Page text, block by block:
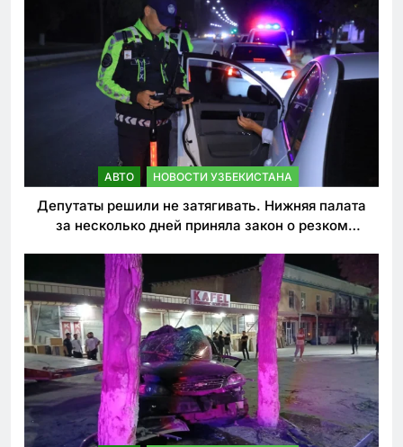
АВТО НОВОСТИ УЗБЕКИСТАНА
Депутаты решили не затягивать. Нижняя палата
за несколько дней приняла закон о резком